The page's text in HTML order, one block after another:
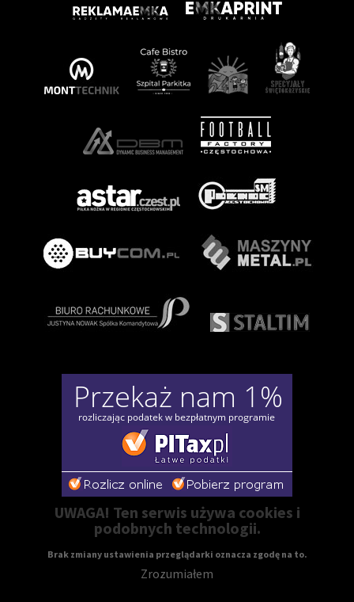
UWAGA! Ten serwis używa cookies i
podobnych technologii.
Brak zmiany ustawienia przeglądarki oznacza zgodę na to.
Zrozumiałem